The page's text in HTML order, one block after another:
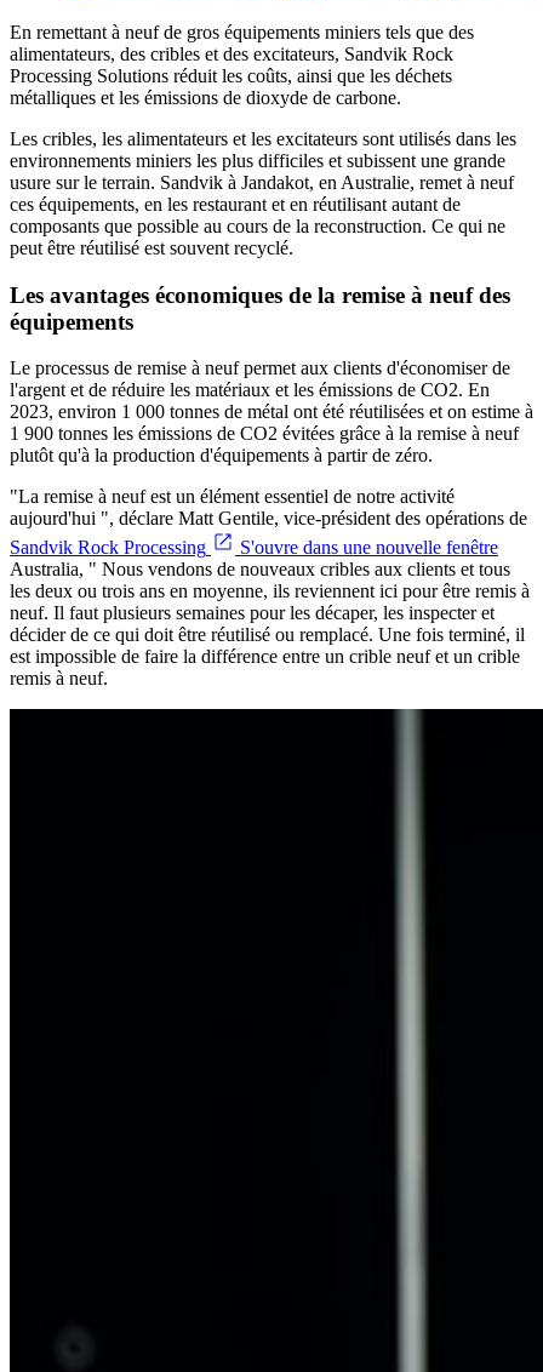
En remettant à neuf de gros équipements miniers tels que des
alimentateurs, des cribles et des excitateurs, Sandvik Rock
Processing Solutions réduit les coûts, ainsi que les déchets
métalliques et les émissions de dioxyde de carbone.
Les cribles, les alimentateurs et les excitateurs sont utilisés dans les
environnements miniers les plus difficiles et subissent une grande
usure sur le terrain. Sandvik à Jandakot, en Australie, remet à neuf
ces équipements, en les restaurant et en réutilisant autant de
composants que possible au cours de la reconstruction. Ce qui ne
peut être réutilisé est souvent recyclé.
Les avantages économiques de la remise à neuf des
équipements
Le processus de remise à neuf permet aux clients d'économiser de
l'argent et de réduire les matériaux et les émissions de CO2. En
2023, environ 1 000 tonnes de métal ont été réutilisées et on estime à
1 900 tonnes les émissions de CO2 évitées grâce à la remise à neuf
plutôt qu'à la production d'équipements à partir de zéro.
"La remise à neuf est un élément essentiel de notre activité
aujourd'hui ", déclare Matt Gentile, vice-président des opérations de
Sandvik Rock Processing
S'ouvre dans une nouvelle fenêtre
Australia, " Nous vendons de nouveaux cribles aux clients et tous
les deux ou trois ans en moyenne, ils reviennent ici pour être remis à
neuf. Il faut plusieurs semaines pour les décaper, les inspecter et
décider de ce qui doit être réutilisé ou remplacé. Une fois terminé, il
est impossible de faire la différence entre un crible neuf et un crible
remis à neuf.